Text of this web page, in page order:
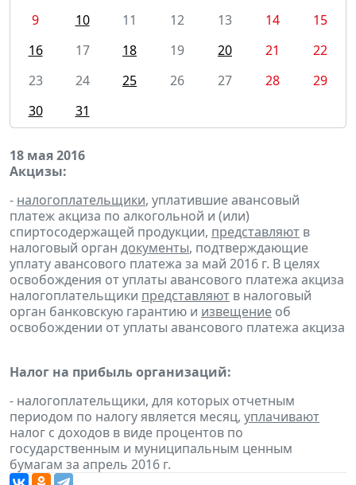
9
10 11 12 13 14
15
16
17 18 19 20 21
22
23
24 25 26 27 28
29
30
31
18 мая 2016
Акцизы:
- налогоплательщики, уплатившие авансовый
платеж акциза по алкогольной и (или)
спиртосодержащей продукции, представляют в
налоговый орган документы, подтверждающие
уплату авансового платежа за май 2016 г. В целях
освобождения от уплаты авансового платежа акциза
налогоплательщики представляют в налоговый
орган банковскую гарантию и извещение об
освобождении от уплаты авансового платежа акциза
Налог на прибыль организаций:
- налогоплательщики, для которых отчетным
периодом по налогу является месяц, уплачивают
налог с доходов в виде процентов по
государственным и муниципальным ценным
бумагам за апрель 2016 г.